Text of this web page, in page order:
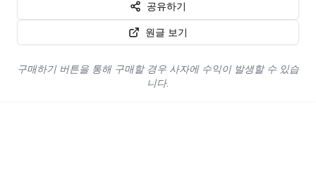
공유하기
원글 보기
구매하기 버튼을 통해 구매할 경우 사자에 수익이 발생할 수 있습
니다.